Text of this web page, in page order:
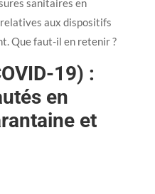
sanitaires en
aux dispositifs
Que faut-il en retenir ?
19) :
en
et